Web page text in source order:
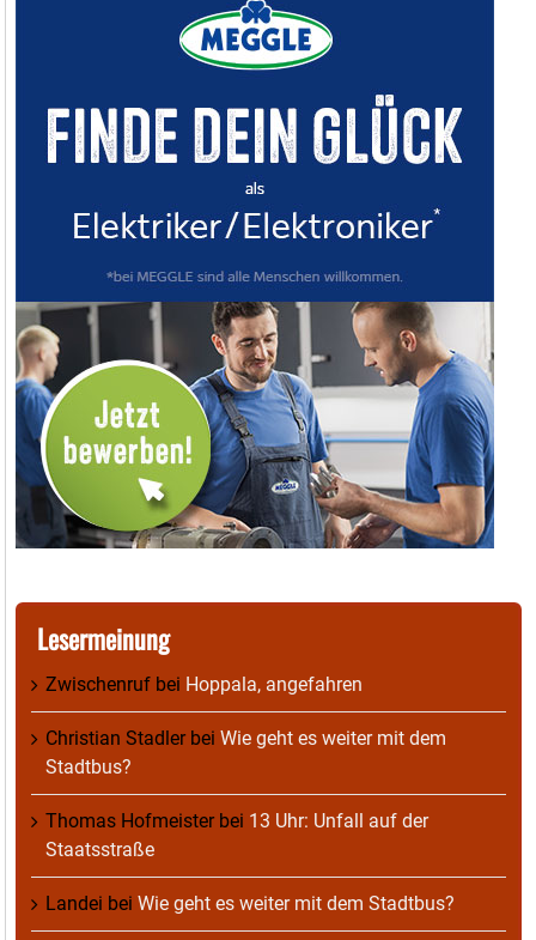
Lesermeinung
Zwischenruf bei Hoppala, angefahren
Christian Stadlerbei Wie geht es weiter mit dem
Stadtbus?
Thomas Hofmeisterbei 13 Uhr: Unfall auf der
Staatsstraße
Landei bei Wie geht es weiter mit dem Stadtbus?